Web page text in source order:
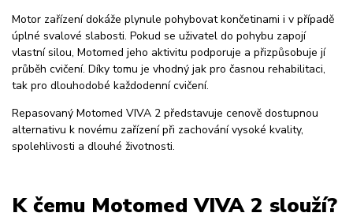
Motor zařízení dokáže plynule pohybovat končetinami i v případě
úplné svalové slabosti. Pokud se uživatel do pohybu zapojí
vlastní silou, Motomed jeho aktivitu podporuje a přizpůsobuje jí
průběh cvičení. Díky tomu je vhodný jak pro časnou rehabilitaci,
tak pro dlouhodobé každodenní cvičení.
Repasovaný Motomed VIVA 2 představuje cenově dostupnou
alternativu k novému zařízení při zachování vysoké kvality,
spolehlivosti a dlouhé životnosti.
K čemu Motomed VIVA 2 slouží?